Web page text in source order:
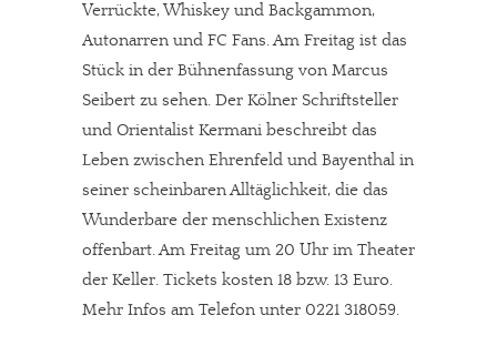
Verrückte, Whiskey und Backgammon,
Autonarren und FC Fans. Am Freitag ist das
Stück in der Bühnenfassung von Marcus
Seibert zu sehen. Der Kölner Schriftsteller
und Orientalist Kermani beschreibt das
Leben zwischen Ehrenfeld und Bayenthal in
seiner scheinbaren Alltäglichkeit, die das
Wunderbare der menschlichen Existenz
offenbart. Am Freitag um 20 Uhr im Theater
der Keller. Tickets kosten 18 bzw. 13 Euro.
Mehr Infos am Telefon unter 0221 318059.